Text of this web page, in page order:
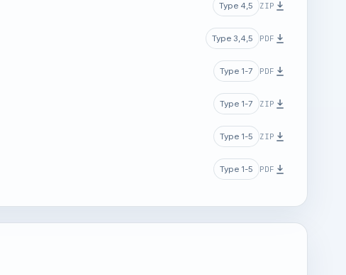
Type 4,5 ZIP
Type 3,4,5 PDF
Type 1-7 PDF
Type 1-7 ZIP
Type 1-5 ZIP
Type 1-5 PDF